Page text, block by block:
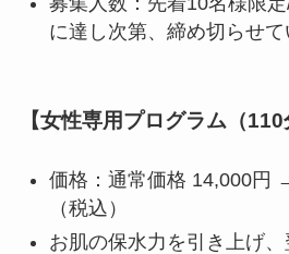
に達し次第、締め切らせて
【女性専用プログラム（110
価格：通常価格 14,000円
（税込）
お肌の保水力を引き上げ